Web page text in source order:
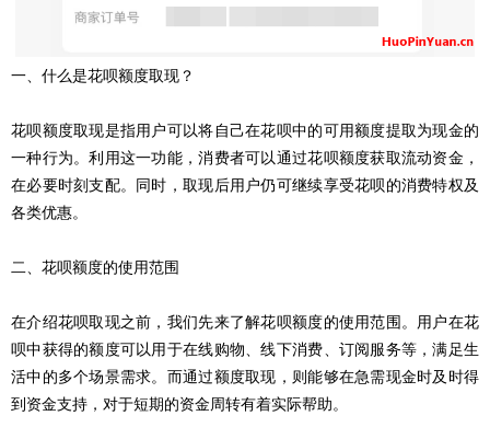
一、什么是花呗额度取现？
花呗额度取现是指用户可以将自己在花呗中的可用额度提取为现金的
一种行为。利用这一功能，消费者可以通过花呗额度获取流动资金，
在必要时刻支配。同时，取现后用户仍可继续享受花呗的消费特权及
各类优惠。
二、花呗额度的使用范围
在介绍花呗取现之前，我们先来了解花呗额度的使用范围。用户在花
呗中获得的额度可以用于在线购物、线下消费、订阅服务等，满足生
活中的多个场景需求。而通过额度取现，则能够在急需现金时及时得
到资金支持，对于短期的资金周转有着实际帮助。